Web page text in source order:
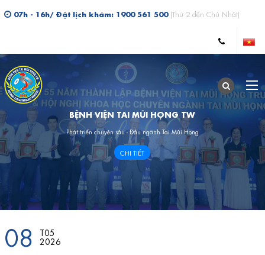
07h - 16h/ Đặt lịch khám: 1900 561 500 (Thứ 2 đến Chủ Nhật)
BỆNH VIỆN TAI MŨI HỌNG TW
Phát triển chuyên sâu - Đầu ngành Tai Mũi Họng
CHI TIẾT
08
T05
2026